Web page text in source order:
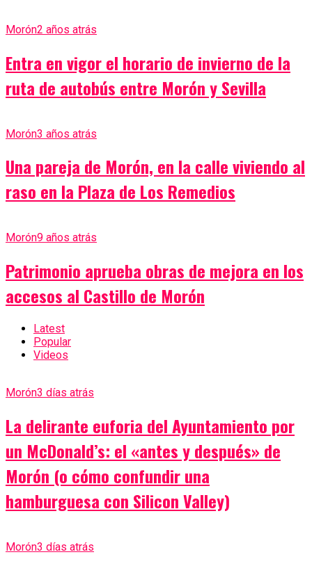
Morón2 años atrás
Entra en vigor el horario de invierno de la
ruta de autobús entre Morón y Sevilla
Morón3 años atrás
Una pareja de Morón, en la calle viviendo al
raso en la Plaza de Los Remedios
Morón9 años atrás
Patrimonio aprueba obras de mejora en los
accesos al Castillo de Morón
Latest
Popular
Videos
Morón3 días atrás
La delirante euforia del Ayuntamiento por
un McDonald’s: el «antes y después» de
Morón (o cómo confundir una
hamburguesa con Silicon Valley)
Morón3 días atrás